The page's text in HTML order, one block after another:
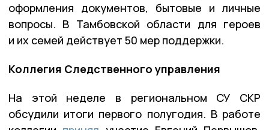
оформления документов, бытовые и личные
вопросы. В Тамбовской области для героев
и их семей действует 50 мер поддержки.
Коллегия Следственного управления
На этой неделе в региональном СУ СКР
обсудили итоги первого полугодия. В работе